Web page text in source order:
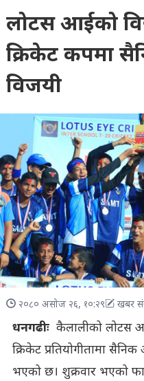
लोटस आईको
क्रिकेट कपमा
विजयी
२०८० असोज २६, १०:२९ खबर
धनगढीःकैलालीको लोटस
क्रिकेट प्रतियोगीतामा
भएको छ। शुक्रवार भएको